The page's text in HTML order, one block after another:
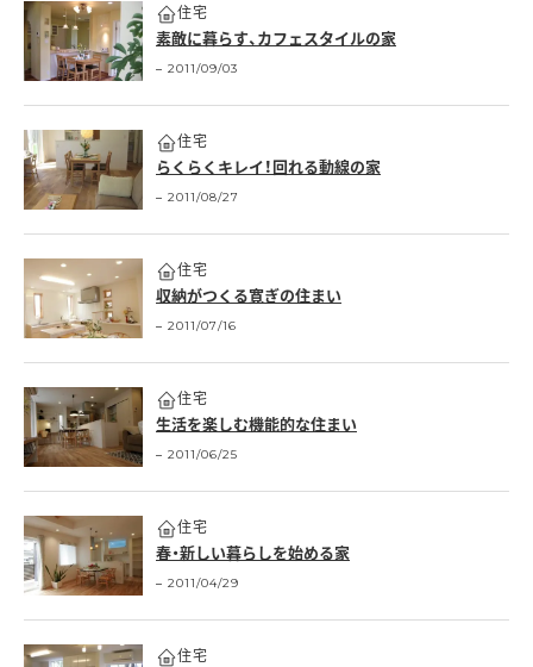
住宅
素敵に暮らす、カフェスタイルの家
2011/09/03
住宅
らくらくキレイ！回れる動線の家
2011/08/27
住宅
収納がつくる寛ぎの住まい
2011/07/16
住宅
生活を楽しむ機能的な住まい
2011/06/25
住宅
春・新しい暮らしを始める家
2011/04/29
住宅